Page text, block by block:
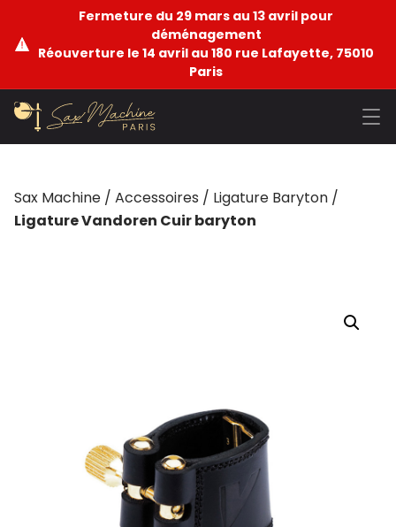
Fermeture du 29 mars au 13 avril pour
déménagement
Réouverture le 14 avril au 180 rue Lafayette, 75010
Paris
Sax Machine / Accessoires / Ligature Baryton /
Ligature Vandoren Cuir baryton